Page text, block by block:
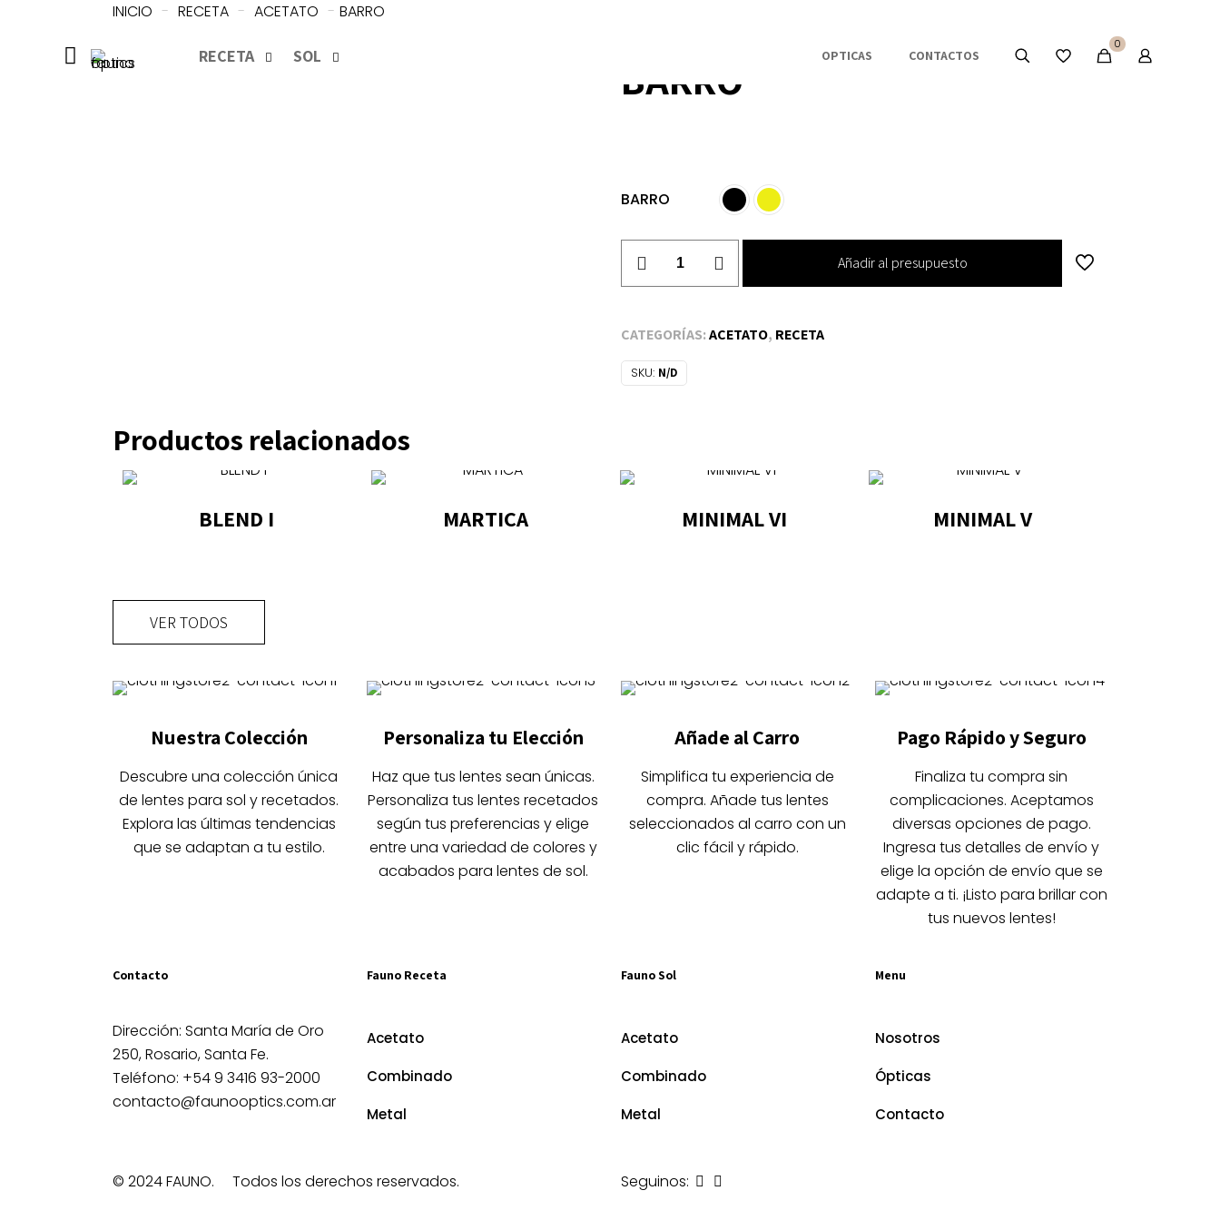
RECETA SOL OPTICAS CONTACTOS
0
INICIO - RECETA - ACETATO - BARRO
BARRO
BARRO
cantidad
Añadir al presupuesto
CATEGORÍAS:ACETATO, RECETA
SKU: N/D
Productos relacionados
BLEND I
tiene
variantes.
pueden
elegir
en
la
página
MARTICA
pueden
elegir
en
la
página
de
MINIMAL VI
pueden
elegir
en
la
página
de
MINIMAL V
pueden
elegir
en
la
página
de
producto
VER TODOS
Nuestra Colección
Descubre una colección única
de lentes para sol y recetados.
Explora las últimas tendencias
que se adaptan a tu estilo.
Personaliza tu Elección
Haz que tus lentes sean únicas.
Personaliza tus lentes recetados
según tus preferencias y elige
entre una variedad de colores y
acabados para lentes de sol.
Añade al Carro
Simplifica tu experiencia de
compra. Añade tus lentes
seleccionados al carro con un
clic fácil y rápido.
Pago Rápido y Seguro
Finaliza tu compra sin
complicaciones. Aceptamos
diversas opciones de pago.
Ingresa tus detalles de envío y
elige la opción de envío que se
adapte a ti. ¡Listo para brillar con
tus nuevos lentes!
Contacto
Dirección: Santa María de Oro
250, Rosario, Santa Fe.
Teléfono: +54 9 3416 93-2000
contacto@faunooptics.com.ar
Fauno Receta
Acetato
Combinado
Metal
Fauno Sol
Acetato
Combinado
Metal
Menu
Nosotros
Ópticas
Contacto
© 2024 FAUNO. Todos los derechos reservados. Seguinos: